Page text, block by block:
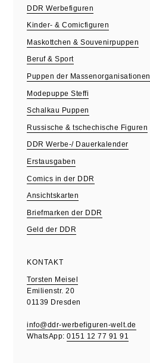
DDR Werbefiguren
Kinder- & Comicfiguren
Maskottchen & Souvenirpuppen
Beruf & Sport
Puppen der Massenorganisationen
Modepuppe Steffi
Schalkau Puppen
Russische & tschechische Figuren
DDR Werbe-/ Dauerkalender
Erstausgaben
Comics in der DDR
Ansichtskarten
Briefmarken der DDR
Geld der DDR
KONTAKT
Torsten Meisel
Emilienstr. 20
01139 Dresden
info@ddr-werbefiguren-welt.de
WhatsApp:0151 12 77 91 91